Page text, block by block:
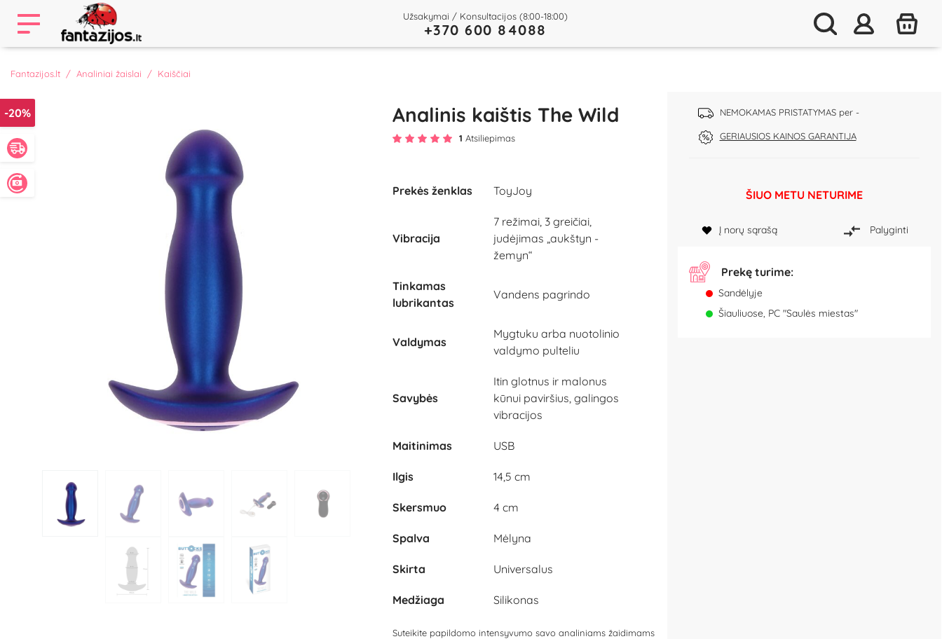
Užsakymai / Konsultacijos (8:00-18:00)
+370 600 84088
Fantazijos.lt Analiniai žaislai Kaiščiai
-20% Analinis kaištis The Wild
1 Atsiliepimas
NEMOKAMAS PRISTATYMAS per -
GERIAUSIOS KAINOS GARANTIJA
Prekės ženklas ToyJoy
Vibracija
7 režimai, 3 greičiai,
judėjimas „aukštyn -
žemyn“
Tinkamas
lubrikantas
Vandens pagrindo
Valdymas
Mygtuku arba nuotolinio
valdymo pulteliu
Savybės
Itin glotnus ir malonus
kūnui paviršius, galingos
vibracijos
Maitinimas USB
Ilgis 14,5 cm
Skersmuo 4 cm
Spalva Mėlyna
Skirta Universalus
Medžiaga Silikonas
Suteikite papildomo intensyvumo savo analiniams žaidimams
ŠIUO METU NETURIME
Į norų sąrašą Palyginti
Prekę turime:
Sandėlyje
Šiauliuose, PC "Saulės miestas"